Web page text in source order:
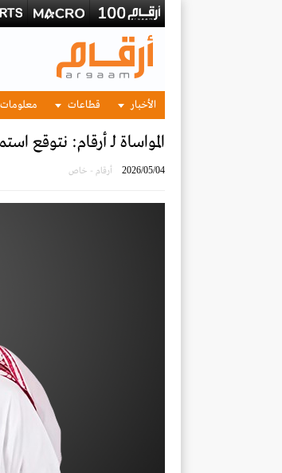
الأخبار قطاعات
المواساة لـ أرقام: نتوقع
2026/05/04 أرقام - خاص